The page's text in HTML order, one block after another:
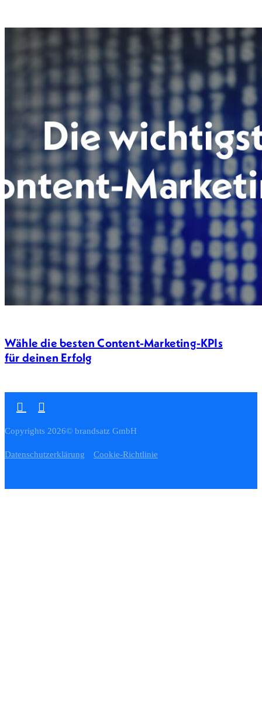
Wähle die besten Content-Marketing-KPIs
für deinen Erfolg
Copyrights 2026© brandsatz GmbH
Datenschutzerklärung Cookie-Richtlinie